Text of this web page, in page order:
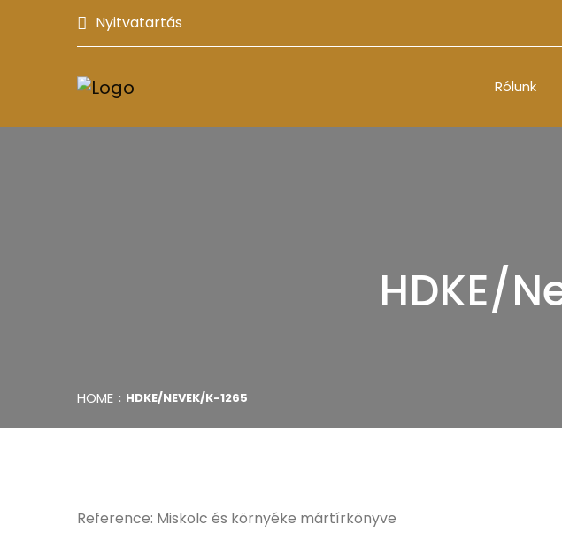
Nyitvatartás
Rólunk
HDKE/
HOME HDKE/NEVEK/K-1265
Reference: Miskolc és környéke mártírkönyve